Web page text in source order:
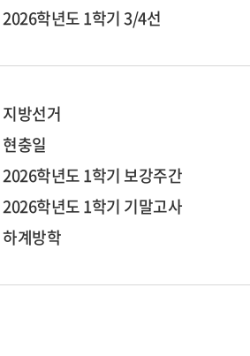
2026학년도 1학기 3/4선
지방선거
현충일
2026학년도 1학기 보강주간
2026학년도 1학기 기말고사
하계방학